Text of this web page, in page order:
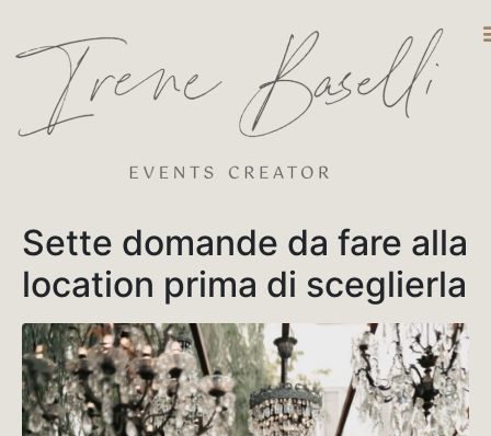
Sette domande da fare alla
location prima di sceglierla